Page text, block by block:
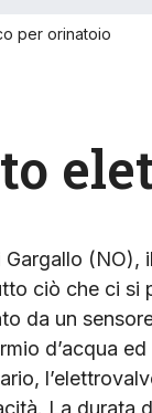
per orinatoio
Gargallo (NO),
ciò che ci si
da un
d’acqua
La durata